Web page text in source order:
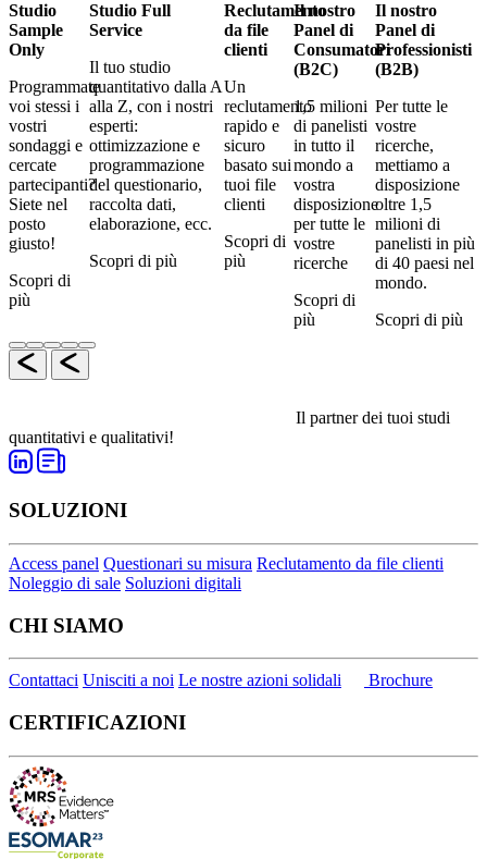
Studio
Sample
Only
Programmate
voi stessi i
vostri
sondaggi e
cercate
partecipanti?
Siete nel
posto
giusto!
Scopri di
più
Studio Full
Service
Il tuo studio
quantitativo dalla A
alla Z, con i nostri
esperti:
ottimizzazione e
programmazione
del questionario,
raccolta dati,
elaborazione, ecc.
Scopri di più
Reclutamento
da file
clienti
Un
reclutamento
rapido e
sicuro
basato sui
tuoi file
clienti
Scopri di
più
Il nostro
Panel di
Consumatori
(B2C)
1,5 milioni
di panelisti
in tutto il
mondo a
vostra
disposizione
per tutte le
vostre
ricerche
Scopri di
più
Il nostro
Panel di
Professionisti
(B2B)
Per tutte le
vostre
ricerche,
mettiamo a
disposizione
oltre 1,5
milioni di
panelisti in più
di 40 paesi nel
mondo.
Scopri di più
Il partner dei tuoi studi
quantitativi e qualitativi!
SOLUZIONI
Access panel Questionari su misura Reclutamento da file clienti
Noleggio di sale Soluzioni digitali
CHI SIAMO
Contattaci Unisciti a noi Le nostre azioni solidali Brochure
CERTIFICAZIONI